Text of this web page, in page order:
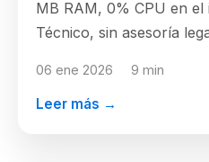
MB RAM, 0% CPU en
Técnico, sin asesoría
06 ene 2026 9 min
Leer más →